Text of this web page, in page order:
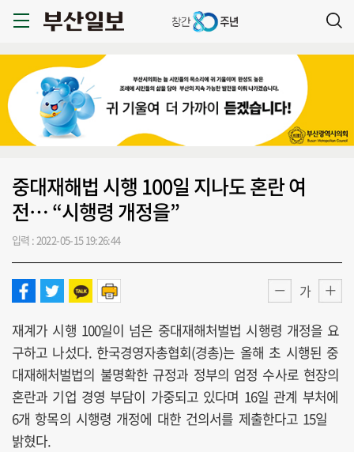
중대재해법 시행 100일 지나도 혼란 여
전… “시행령 개정을”
입력 : 2022-05-15 19:26:44
가
재계가 시행 100일이 넘은 중대재해처벌법 시행령 개정을 요
구하고 나섰다. 한국경영자총협회(경총)는 올해 초 시행된 중
대재해처벌법의 불명확한 규정과 정부의 엄정 수사로 현장의
혼란과 기업 경영 부담이 가중되고 있다며 16일 관계 부처에
6개 항목의 시행령 개정에 대한 건의서를 제출한다고 15일
밝혔다.